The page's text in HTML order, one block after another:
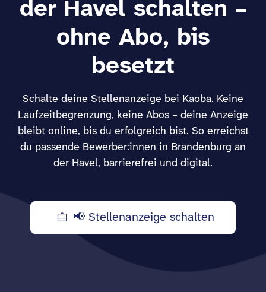
der Havel schalten –
ohne Abo, bis
besetzt
Schalte deine Stellenanzeige bei Kaoba. Keine
Laufzeitbegrenzung, keine Abos – deine Anzeige
bleibt online, bis du erfolgreich bist. So erreichst
du passende Bewerber:innen in Brandenburg an
der Havel, barrierefrei und digital.
📢 Stellenanzeige schalten